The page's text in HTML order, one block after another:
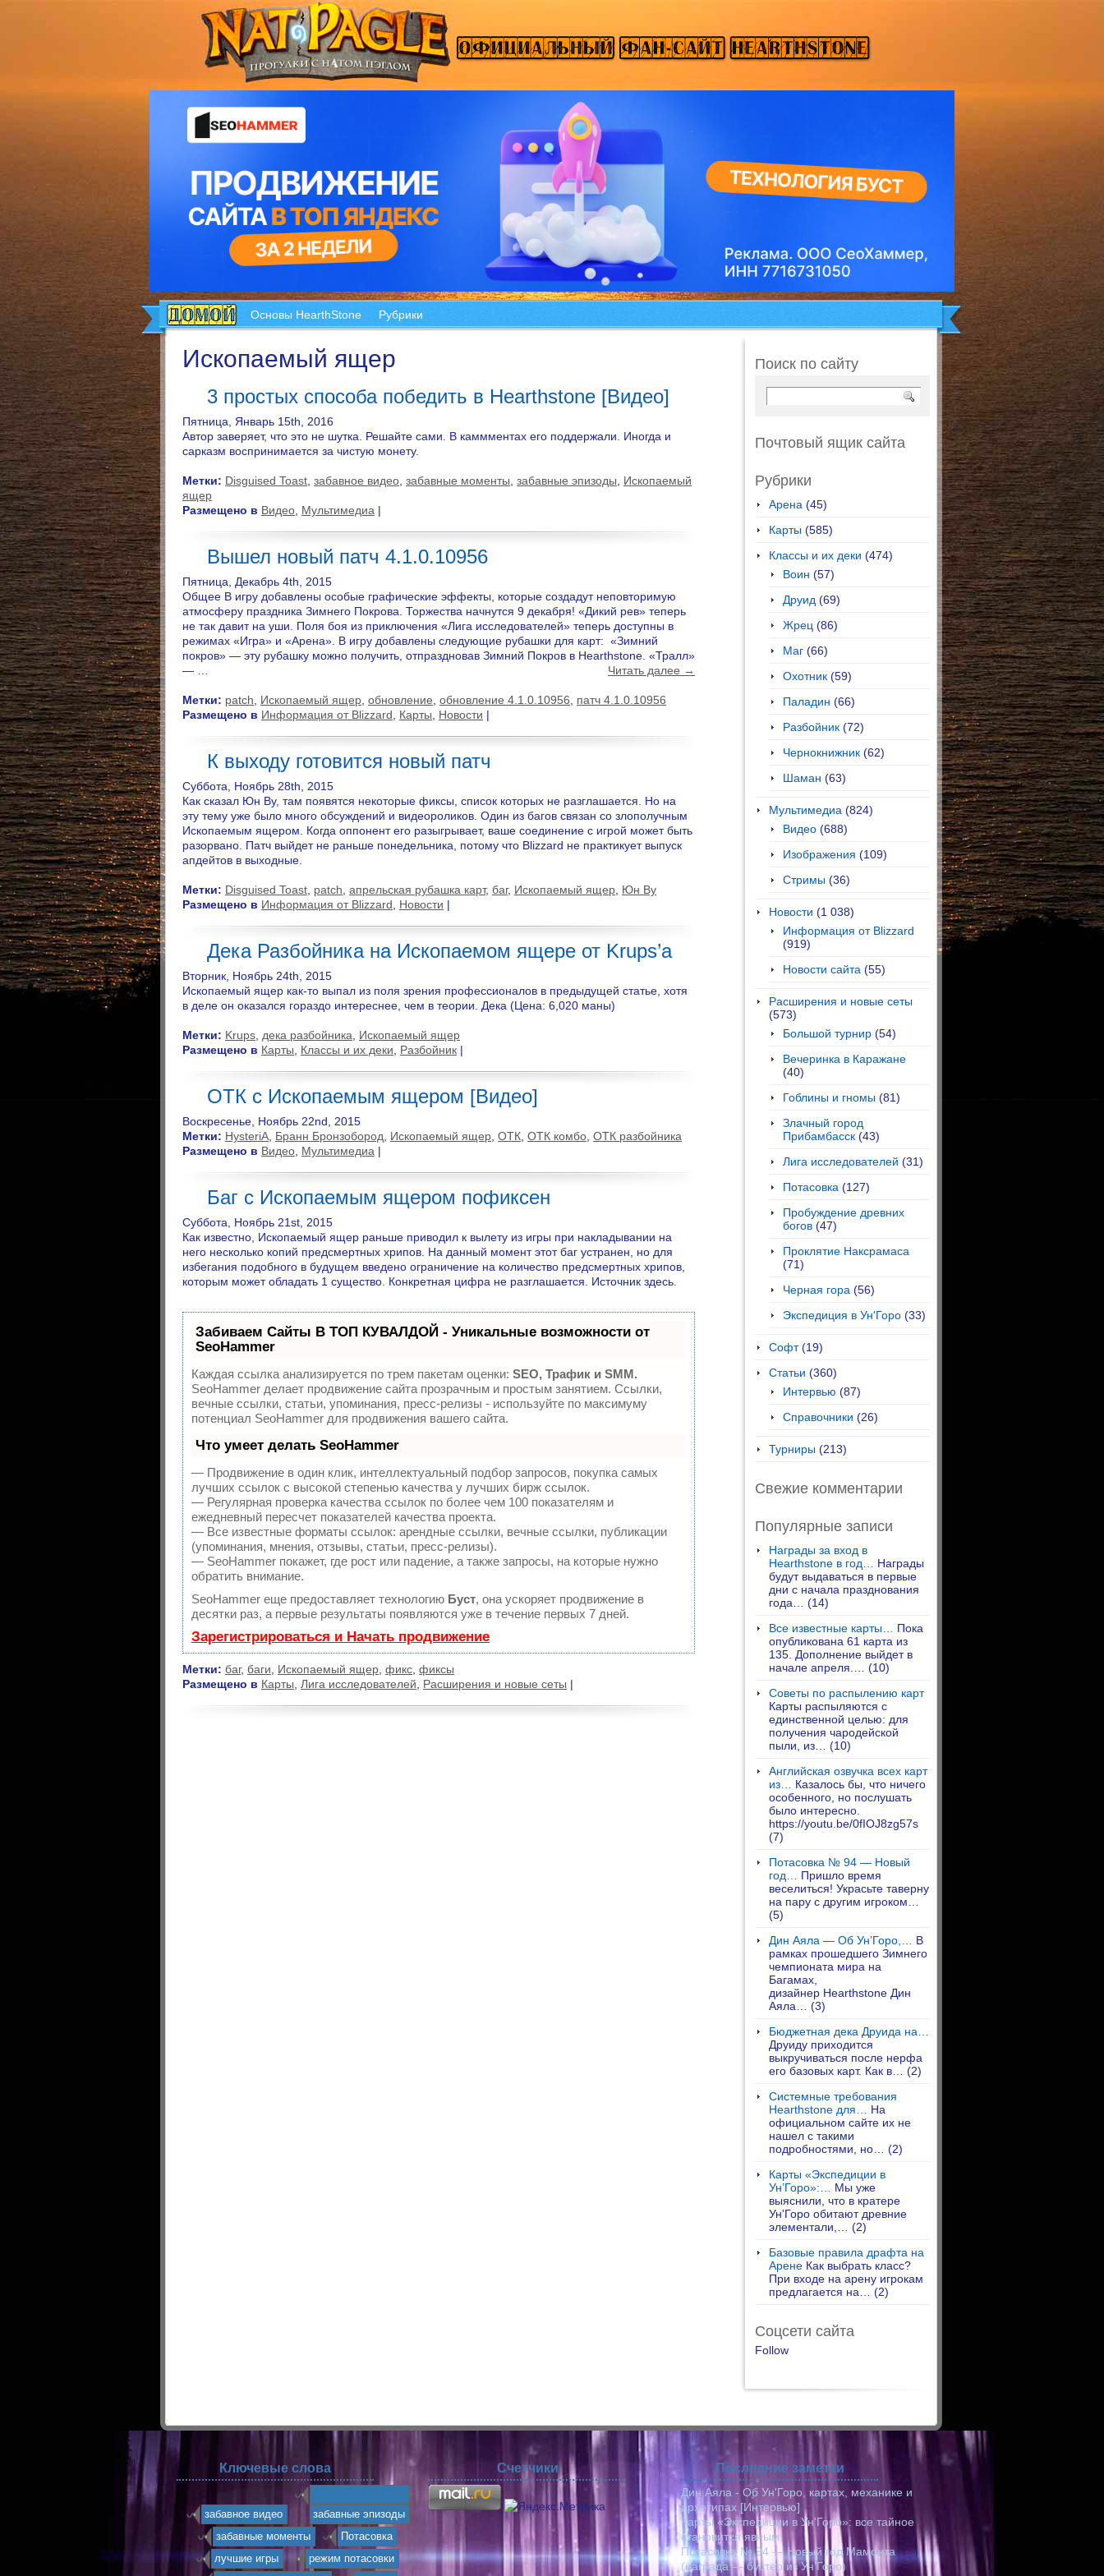
Основы HearthStone Рубрики
Ископаемый ящер
3 простых способа победить в Hearthstone [Видео]
Пятница, Январь 15th, 2016
Автор заверяет, что это не шутка. Решайте сами. В каммментах его поддержали. Иногда и
сарказм воспринимается за чистую монету.
Метки: Disguised Toast забавное видео забавные моменты забавные эпизоды
Ископаемый
ящер
Размещено в Видео Мультимедиа |
Вышел новый патч 4.1.0.10956
Пятница, Декабрь 4th, 2015
Общее В игру добавлены особые графические эффекты, которые создадут неповторимую
атмосферу праздника Зимнего Покрова. Торжества начнутся 9 декабря! «Дикий рев» теперь
не так давит на уши. Поля боя из приключения «Лига исследователей» теперь доступны в
режимах «Игра» и «Арена». В игру добавлены следующие рубашки для карт: «Зимний
покров» — эту рубашку можно получить, отпраздновав Зимний Покров в Hearthstone. «Тралл»
— …
Читать далее →
Метки: patch Ископаемый ящер обновление обновление 4.1.0.10956
патч 4.1.0.10956
Размещено в Информация от Blizzard Карты Новости |
К выходу готовится новый патч
Суббота, Ноябрь 28th, 2015
Как сказал Юн Ву, там появятся некоторые фиксы, список которых не разглашается. Но на
эту тему уже было много обсуждений и видеороликов. Один из багов связан со злополучным
Ископаемым ящером. Когда оппонент его разыгрывает, ваше соединение с игрой может быть
разорвано. Патч выйдет не раньше понедельника, потому что Blizzard не практикует выпуск
апдейтов в выходные.
Метки: Disguised Toast patch апрельская рубашка карт, баг, Ископаемый ящер Юн Ву
Размещено в Информация от Blizzard Новости |
Дека Разбойника на Ископаемом ящере от Krups’а
Вторник, Ноябрь 24th, 2015
Ископаемый ящер как-то выпал из поля зрения профессионалов в предыдущей статье, хотя
в деле он оказался гораздо интереснее, чем в теории. Дека (Цена: 6,020 маны)
Метки: Krups дека разбойника
Ископаемый ящер
Размещено в Карты Классы и их деки Разбойник |
ОТК с Ископаемым ящером [Видео]
Воскресенье, Ноябрь 22nd, 2015
Метки: HysteriA Бранн Бронзобород Ископаемый ящер ОТК ОТК комбо ОТК разбойника
Размещено в Видео Мультимедиа |
Баг с Ископаемым ящером пофиксен
Суббота, Ноябрь 21st, 2015
Как известно, Ископаемый ящер раньше приводил к вылету из игры при накладывании на
него несколько копий предсмертных хрипов. На данный момент этот баг устранен, но для
избегания подобного в будущем введено ограничение на количество предсмертных хрипов,
которым может обладать 1 существо. Конкретная цифра не разглашается. Источник здесь.
Забиваем Сайты В ТОП КУВАЛДОЙ - Уникальные возможности от
SeoHammer
Каждая ссылка анализируется по трем пакетам оценки: SEO, Трафик и SMM.
SeoHammer делает продвижение сайта прозрачным и простым занятием. Ссылки,
вечные ссылки, статьи, упоминания, пресс-релизы - используйте по максимуму
потенциал SeoHammer для продвижения вашего сайта.
Что умеет делать SeoHammer
— Продвижение в один клик, интеллектуальный подбор запросов, покупка самых
лучших ссылок с высокой степенью качества у лучших бирж ссылок.
— Регулярная проверка качества ссылок по более чем 100 показателям и
ежедневный пересчет показателей качества проекта.
— Все известные форматы ссылок: арендные ссылки, вечные ссылки, публикации
(упоминания, мнения, отзывы, статьи, пресс-релизы).
— SeoHammer покажет, где рост или падение, а также запросы, на которые нужно
обратить внимание.
SeoHammer еще предоставляет технологию Буст, она ускоряет продвижение в
десятки раз, а первые результаты появляются уже в течение первых 7 дней.
Зарегистрироваться и Начать продвижение
Метки: баг, баги Ископаемый ящер фикс фиксы
Размещено в Карты Лига исследователей Расширения и новые сеты |
Поиск по сайту
Почтовый ящик сайта
Рубрики
Арена (45)
Карты (585)
Классы и их деки (474)
Воин (57)
Друид (69)
Жрец (86)
Маг (66)
Охотник (59)
Паладин (66)
Разбойник (72)
Чернокнижник (62)
Шаман (63)
Мультимедиа (824)
Видео (688)
Изображения (109)
Стримы (36)
Новости (1 038)
Информация от Blizzard
(919)
Новости сайта (55)
Расширения и новые сеты
(573)
Большой турнир (54)
Вечеринка в Каражане
(40)
Гоблины и гномы (81)
Злачный город
Прибамбасск (43)
Лига исследователей (31)
Потасовка (127)
Пробуждение древних
богов (47)
Проклятие Наксрамаса
(71)
Черная гора (56)
Экспедиция в Ун'Горо (33)
Софт(19)
Статьи (360)
Интервью (87)
Справочники (26)
Турниры (213)
Свежие комментарии
Популярные записи
Награды за вход в
Hearthstone в год…
Награды
будут выдаваться в первые
дни с начала празднования
года…
(14)
Все известные карты…
Пока
опубликована 61 карта из
135. Дополнение выйдет в
начале апреля.…
(10)
Советы по распылению карт
Карты распыляются с
единственной целью: для
получения чародейской
пыли, из…
(10)
Английская озвучка всех карт
из…
Казалось бы, что ничего
особенного, но послушать
было интересно.
https://youtu.be/0fIOJ8zg57s
(7)
Потасовка № 94 — Новый
год…
Пришло время
веселиться! Украсьте таверну
на пару с другим игроком…
(5)
Дин Аяла — Об Ун’Горо,…
В
рамках прошедшего Зимнего
чемпионата мира на
Багамах,
дизайнер Hearthstone Дин
Аяла…
(3)
Бюджетная дека Друида на…
Друиду приходится
выкручиваться после нерфа
его базовых карт. Как в…
(2)
Системные требования
Hearthstone для…
На
официальном сайте их не
нашел с такими
подробностями, но…
(2)
Карты «Экспедиции в
Ун’Горо»:…
Мы уже
выяснили, что в кратере
Ун'Горо обитают древние
элементали,…
(2)
Базовые правила драфта на
Арене Как выбрать класс?
При входе на арену игрокам
предлагается на…
(2)
Соцсети сайта
Follow
Ключевые слова
забавное видео
забавные эпизоды
забавные моменты
Потасовка
лучшие игры
режим потасовки
Счетчики Последние заметки
Дин Аяла - Об Ун'Горо, картах, механике и
архетипах [Интервью]
Карты «Экспедиции в Ун'Горо»: все тайное
становится явным!
Потасовка № 94 — Новый год Мамонта
(награда — бустер из Ун’Горо)